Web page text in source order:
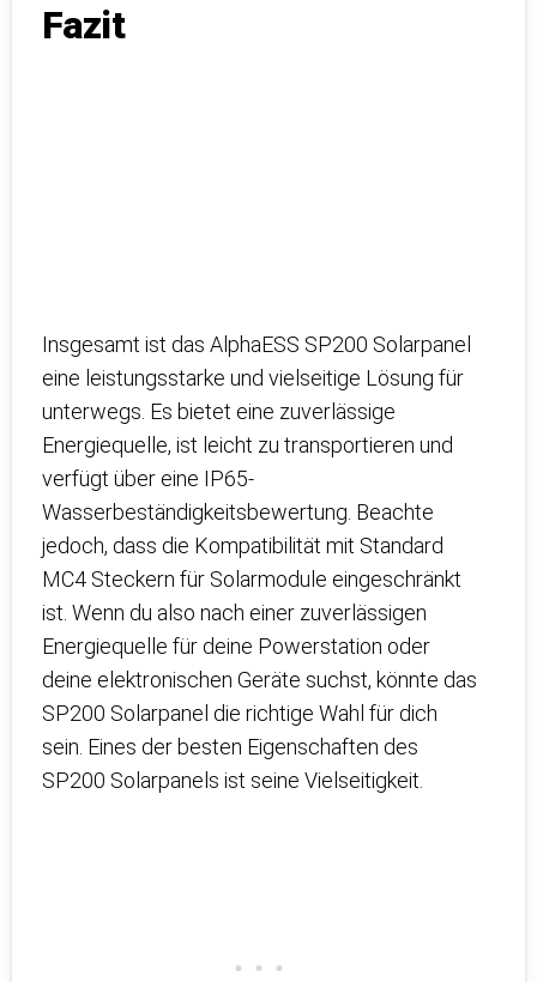
Fazit
Insgesamt ist das AlphaESS SP200 Solarpanel
eine leistungsstarke und vielseitige Lösung für
unterwegs. Es bietet eine zuverlässige
Energiequelle, ist leicht zu transportieren und
verfügt über eine IP65-
Wasserbeständigkeitsbewertung. Beachte
jedoch, dass die Kompatibilität mit Standard
MC4 Steckern für Solarmodule eingeschränkt
ist. Wenn du also nach einer zuverlässigen
Energiequelle für deine Powerstation oder
deine elektronischen Geräte suchst, könnte das
SP200 Solarpanel die richtige Wahl für dich
sein. Eines der besten Eigenschaften des
SP200 Solarpanels ist seine Vielseitigkeit.